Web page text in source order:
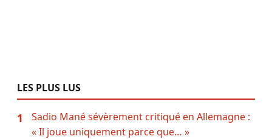
LES PLUS LUS
1
Sadio Mané sévèrement critiqué en Allemagne :
« Il joue uniquement parce que… »